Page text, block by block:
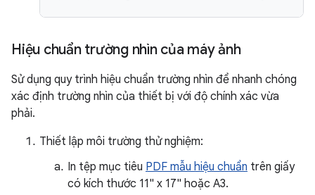
Hiệu chuẩn trường nhìn của máy ảnh
Sử dụng quy trình hiệu chuẩn trường nhìn để nhanh chóng
xác định trường nhìn của thiết bị với độ chính xác vừa
phải.
Thiết lập môi trường thử nghiệm:
In tệp mục tiêu PDF mẫu hiệu chuẩn trên giấy
có kích thước 11" x 17" hoặc A3.